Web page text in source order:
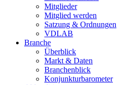
Mitglieder
Mitglied werden
Satzung & Ordnungen
VDLAB
Branche
Überblick
Markt & Daten
Branchenblick
Konjunkturbarometer